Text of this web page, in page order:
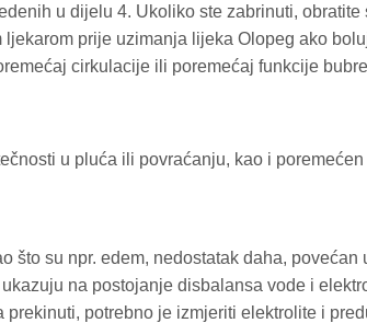
u dijelu 4. Ukoliko ste zabrinuti, obratite
ljekarom prije uzimanja lijeka Olopeg ako
cirkulacije ili poremećaj funkcije
u pluća ili povraćanju, kao i
što su npr. edem, nedostatak daha, povećan
na postojanje disbalansa vode i
prekinuti, potrebno je izmjeriti elektrolite i